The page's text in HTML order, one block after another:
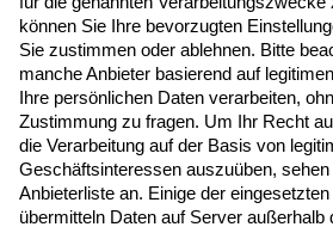
Newsletter
Melden Sie sich hier zum